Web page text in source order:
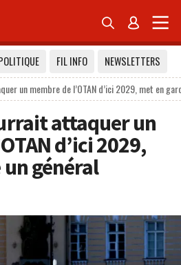
 
FIL INFO
NEWSLETTERS
un membre de l’OTAN d’ici 2029, met en
attaquer un
d’ici 2029,
général